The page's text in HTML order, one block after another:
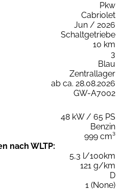
Pkw
Cabriolet
Jun / 2026
Schaltgetriebe
10 km
3
Blau
Zentrallager
ab ca. 28.08.2026
GW-A7002
48 kW / 65 PS
Benzin
999 cm³
nach WLTP:
5,3 l/100km
121 g/km
D
1 (None)